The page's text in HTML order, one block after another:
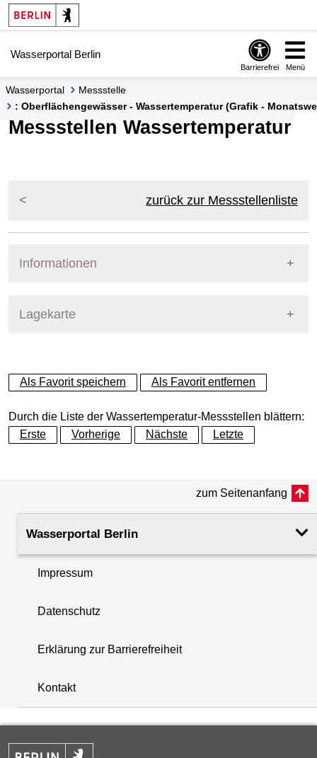
Springe zur Navigation
Springe zum Inhalt
Wasserportal Berlin
Barrierefrei Menü
Wasserportal
Messstelle
: Oberflächengewässer - Wassertemperatur (Grafik -
Messstellen Wassertemperatur
zurück zur Messstellenliste
Informationen
Lagekarte
+
−
+
−
Als Favorit speichern Als Favorit entfernen
Durch die Liste der Wassertemperatur-Messstellen blättern:
Erste
Vorherige Nächste Letzte
zum Seitenanfang
Wasserportal Berlin
Impressum
Datenschutz
Erklärung zur Barrierefreiheit
Kontakt